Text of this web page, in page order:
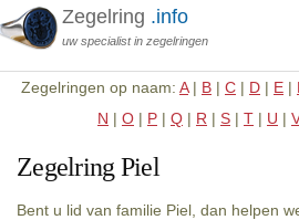
Zegelring .info
uw specialist in zegelringen
Zegelringen op naam: A| B | C | D | E |
N | O | P | Q | R | S | T | U |
Zegelring Piel
Bent u lid van familie Piel, dan helpen